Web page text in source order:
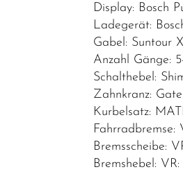
Display: Bosch
Ladegerät:
Gabel: Suntour
Anzahl Gänge:
Schalthebel:
Zahnkranz:
Kurbelsatz:
Fahrradbremse:
Bremsscheibe:
Bremshebel: